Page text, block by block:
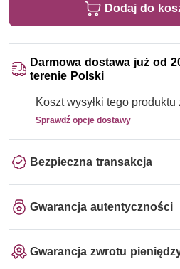
Dodaj do
Darmowa dostawa już od
terenie Polski
Koszt wysyłki tego
Sprawdź opcje dostawy
Bezpieczna transakcja
Gwarancja autentyczności
Gwarancja zwrotu